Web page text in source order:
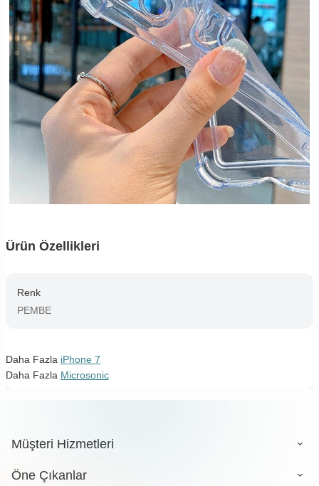
Ürün Özellikleri
Renk
PEMBE
Daha Fazla iPhone 7
Daha Fazla Microsonic
Müşteri Hizmetleri
Öne Çıkanlar